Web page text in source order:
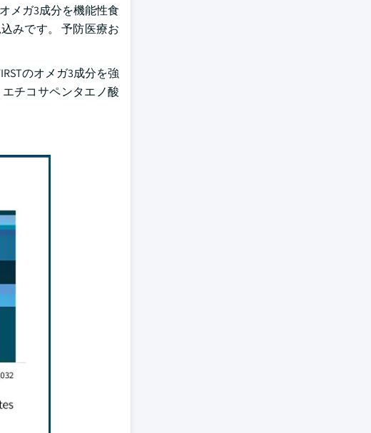
メガ3成分を機能性食
みです。 予防医療お
のオメガ3成分を強
チコサペンタエノ酸